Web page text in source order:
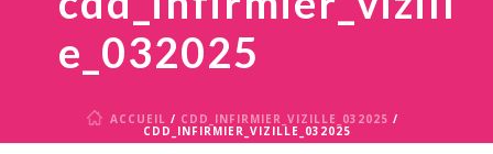
e_032025
ACCUEIL / CDD_INFIRMIER_VIZILLE_032025 /
CDD_INFIRMIER_VIZILLE_032025